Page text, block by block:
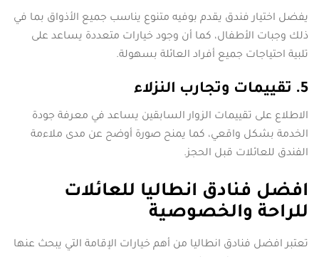
يفضل اختيار فندق يقدم بوفيه متنوع يناسب جميع الأذواق بما في
ذلك وجبات الأطفال، كما أن وجود خيارات متعددة يساعد على
تلبية احتياجات جميع أفراد العائلة بسهولة.
5. تقييمات وتجارب النزلاء
الاطلاع على تقييمات الزوار السابقين يساعد في معرفة جودة
الخدمة بشكل واقعي، كما يمنح صورة أوضح عن مدى ملاءمة
الفندق للعائلات قبل الحجز.
افضل فنادق انطاليا للعائلات
للراحة والخصوصية
تعتبر افضل فنادق انطاليا من أهم خيارات الإقامة التي يبحث عنها